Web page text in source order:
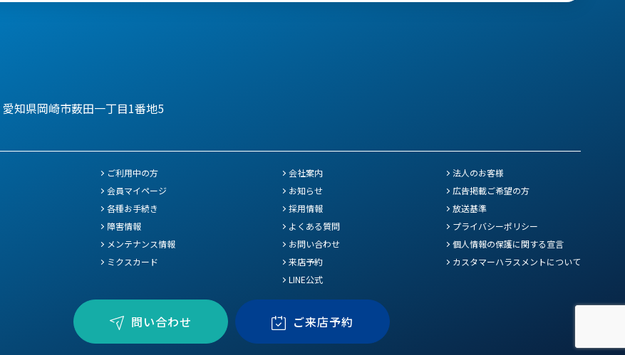
愛知県岡崎市薮田一丁目1番地5
ご利用中の方
会員マイページ
各種お手続き
障害情報
メンテナンス情報
ミクスカード
会社案内
お知らせ
採用情報
よくある質問
お問い合わせ
来店予約
LINE公式
法人のお客様
広告掲載ご希望の方
放送基準
プライバシーポリシー
個人情報の保護に関する宣言
カスタマーハラスメントについて
問い合わせ ご来店予約